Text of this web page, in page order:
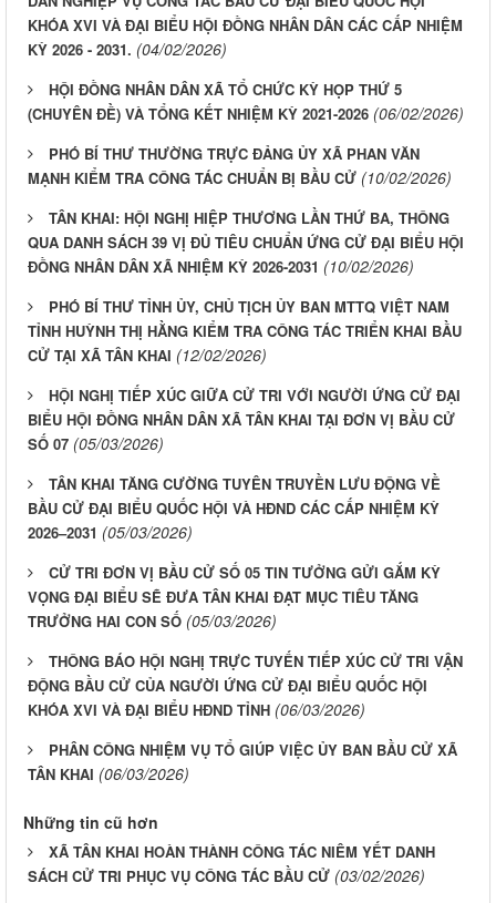
KHÓA XVI VÀ ĐẠI BIỂU HỘI ĐỒNG NHÂN DÂN CÁC CẤP NHIỆM
KỲ 2026 - 2031. (04/02/2026)
HỘI ĐỒNG NHÂN DÂN XÃ TỔ CHỨC KỲ HỌP THỨ 5
(CHUYÊN ĐỀ) VÀ TỔNG KẾT NHIỆM KỲ 2021-2026 (06/02/2026)
PHÓ BÍ THƯ THƯỜNG TRỰC ĐẢNG ỦY XÃ PHAN VĂN
MẠNH KIỂM TRA CÔNG TÁC CHUẨN BỊ BẦU CỬ (10/02/2026)
TÂN KHAI: HỘI NGHỊ HIỆP THƯƠNG LẦN THỨ BA, THÔNG
QUA DANH SÁCH 39 VỊ ĐỦ TIÊU CHUẨN ỨNG CỬ ĐẠI BIỂU HỘI
ĐỒNG NHÂN DÂN XÃ NHIỆM KỲ 2026-2031 (10/02/2026)
PHÓ BÍ THƯ TỈNH ỦY, CHỦ TỊCH ỦY BAN MTTQ VIỆT NAM
TỈNH HUỲNH THỊ HẰNG KIỂM TRA CÔNG TÁC TRIỂN KHAI BẦU
CỬ TẠI XÃ TÂN KHAI (12/02/2026)
HỘI NGHỊ TIẾP XÚC GIỮA CỬ TRI VỚI NGƯỜI ỨNG CỬ ĐẠI
BIỂU HỘI ĐỒNG NHÂN DÂN XÃ TÂN KHAI TẠI ĐƠN VỊ BẦU CỬ
SỐ 07 (05/03/2026)
TÂN KHAI TĂNG CƯỜNG TUYÊN TRUYỀN LƯU ĐỘNG VỀ
BẦU CỬ ĐẠI BIỂU QUỐC HỘI VÀ HĐND CÁC CẤP NHIỆM KỲ
2026–2031 (05/03/2026)
CỬ TRI ĐƠN VỊ BẦU CỬ SỐ 05 TIN TƯỞNG GỬI GẮM KỲ
VỌNG ĐẠI BIỂU SẼ ĐƯA TÂN KHAI ĐẠT MỤC TIÊU TĂNG
TRƯỞNG HAI CON SỐ (05/03/2026)
THÔNG BÁO HỘI NGHỊ TRỰC TUYẾN TIẾP XÚC CỬ TRI VẬN
ĐỘNG BẦU CỬ CỦA NGƯỜI ỨNG CỬ ĐẠI BIỂU QUỐC HỘI
KHÓA XVI VÀ ĐẠI BIỂU HĐND TỈNH (06/03/2026)
PHÂN CÔNG NHIỆM VỤ TỔ GIÚP VIỆC ỦY BAN BẦU CỬ XÃ
TÂN KHAI (06/03/2026)
Những tin cũ hơn
XÃ TÂN KHAI HOÀN THÀNH CÔNG TÁC NIÊM YẾT DANH
SÁCH CỬ TRI PHỤC VỤ CÔNG TÁC BẦU CỬ (03/02/2026)